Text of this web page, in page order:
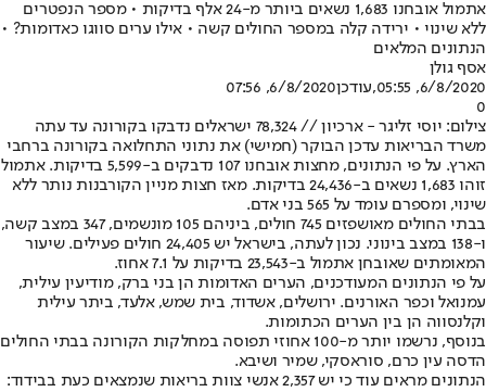
אתמול אובחנו 1,683 נשאים ביותר מ-24 אלף בדיקות • מספר הנפטרים
ללא שינוי • ירידה קלה במספר החולים קשה • אילו ערים סווגו כאדומות? •
הנתונים המלאים
אסף גולן
6/8/2020, 05:55
,עודכן6/8/2020, 07:56
0
צילום: יוסי זליגר - ארכיון // 78,324 ישראלים נדבקו בקורונה עד עתה
משרד הבריאות עדכן הבוקר (חמישי) את נתוני התחלואה בקורונה ברחבי
הארץ. על פי הנתונים, מחצות אובחנו 107 נדבקים ב-5,599 בדיקות. אתמול
זוהו 1,683 נשאים ב-24,436 בדיקות. מאז חצות מניין הקורבנות נותר ללא
שינוי, ומספרם עומד על 565 בני אדם.
בבתי החולים מאושפזים 745 חולים, ביניהם 105 מונשמים, 347 במצב קשה,
ו-138 במצב בינוני. נכון לעתה, בישראל יש 24,405 חולים פעילים. שיעור
המאומתים שאובחן אתמול ב-23,543 בדיקות על 7.1 אחוז.
על פי הנתונים המעודכנים, הערים האדומות הן בני ברק, מודיעין עילית,
עמנואל וכפר האורנים. ירושלים, אשדוד, בית שמש, אלעד, ביתר עילית
וקלנסווה הן בין הערים הכתומות.
בנוסף, נרשמו יותר מ-100 אחוזי תפוסה במחלקות הקורונה בבתי החולים
הדסה עין כרם, סוראסקי, שמיר ושיבא.
הנתונים מראים עוד כי יש 2,357 אנשי צוות בריאות שנמצאים כעת בבידוד: